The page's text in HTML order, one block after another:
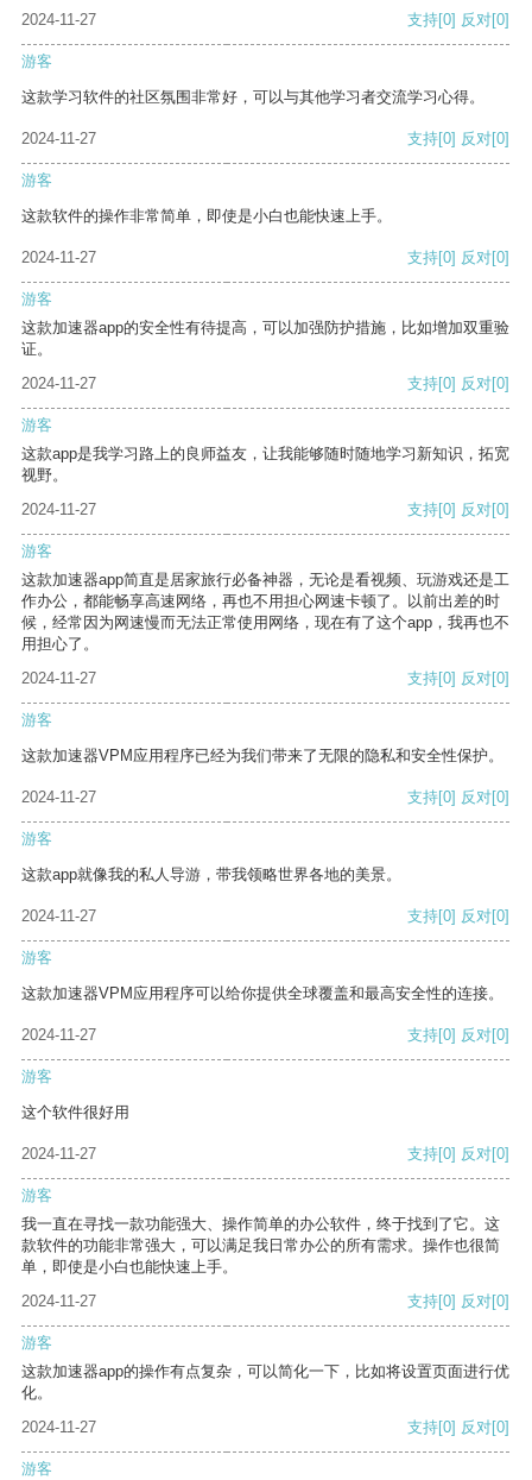
2024-11-27 支持[0] 反对[0]
游客
这款学习软件的社区氛围非常好，可以与其他学习者交流学习心得。
2024-11-27 支持[0] 反对[0]
游客
这款软件的操作非常简单，即使是小白也能快速上手。
2024-11-27 支持[0] 反对[0]
游客
这款加速器app的安全性有待提高，可以加强防护措施，比如增加双重验
证。
2024-11-27
支持[0] 反对[0]
游客
这款app是我学习路上的良师益友，让我能够随时随地学习新知识，拓宽
视野。
2024-11-27
支持[0] 反对[0]
游客
这款加速器app简直是居家旅行必备神器，无论是看视频、玩游戏还是工
作办公，都能畅享高速网络，再也不用担心网速卡顿了。以前出差的时
候，经常因为网速慢而无法正常使用网络，现在有了这个app，我再也不
用担心了。
2024-11-27
支持[0] 反对[0]
游客
这款加速器VPM应用程序已经为我们带来了无限的隐私和安全性保护。
2024-11-27 支持[0] 反对[0]
游客
这款app就像我的私人导游，带我领略世界各地的美景。
2024-11-27 支持[0] 反对[0]
游客
这款加速器VPM应用程序可以给你提供全球覆盖和最高安全性的连接。
2024-11-27 支持[0] 反对[0]
游客
这个软件很好用
2024-11-27 支持[0] 反对[0]
游客
我一直在寻找一款功能强大、操作简单的办公软件，终于找到了它。这
款软件的功能非常强大，可以满足我日常办公的所有需求。操作也很简
单，即使是小白也能快速上手。
2024-11-27
支持[0] 反对[0]
游客
这款加速器app的操作有点复杂，可以简化一下，比如将设置页面进行优
化。
2024-11-27
支持[0] 反对[0]
游客